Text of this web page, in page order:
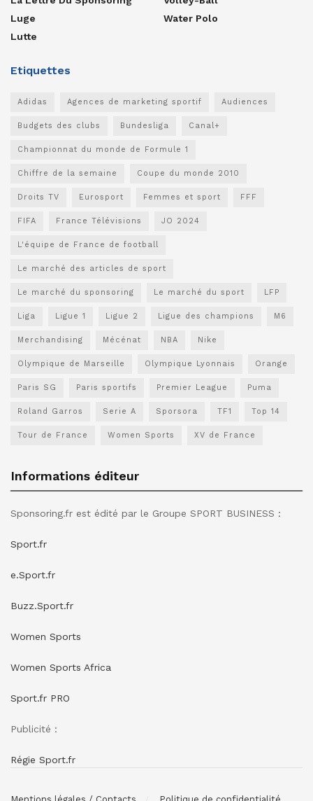
Luge
Lutte
Water Polo
Etiquettes
Adidas Agences de marketing sportif Audiences
Budgets des clubs Bundesliga Canal+
Championnat du monde de Formule 1
Chiffre de la semaine Coupe du monde 2010
Droits TV Eurosport Femmes et sport FFF
FIFA France Télévisions JO 2024
L'équipe de France de football
Le marché des articles de sport
Le marché du sponsoring Le marché du sport LFP
Liga Ligue 1 Ligue 2 Ligue des champions M6
Merchandising Mécénat NBA Nike
Olympique de Marseille Olympique Lyonnais Orange
Paris SG Paris sportifs Premier League Puma
Roland Garros Serie A Sporsora TF1 Top 14
Tour de France Women Sports XV de France
Informations éditeur
Sponsoring.fr est édité par le Groupe SPORT BUSINESS :
Sport.fr
e.Sport.fr
Buzz.Sport.fr
Women Sports
Women Sports Africa
Sport.fr PRO
Publicité :
Régie Sport.fr